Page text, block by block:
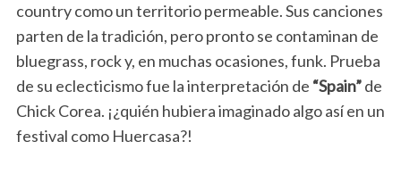
country como un territorio permeable. Sus canciones
parten de la tradición, pero pronto se contaminan de
bluegrass, rock y, en muchas ocasiones, funk. Prueba
de su eclecticismo fue la interpretación de “Spain”de
Chick Corea. ¡¿quién hubiera imaginado algo así en un
festival como Huercasa?!